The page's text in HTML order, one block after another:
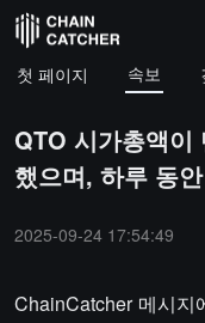
첫 페이지 속보
QTO 시가총액이
했으며, 하루 동
2025-09-24 17:54:49
ChainCatcher 메시지